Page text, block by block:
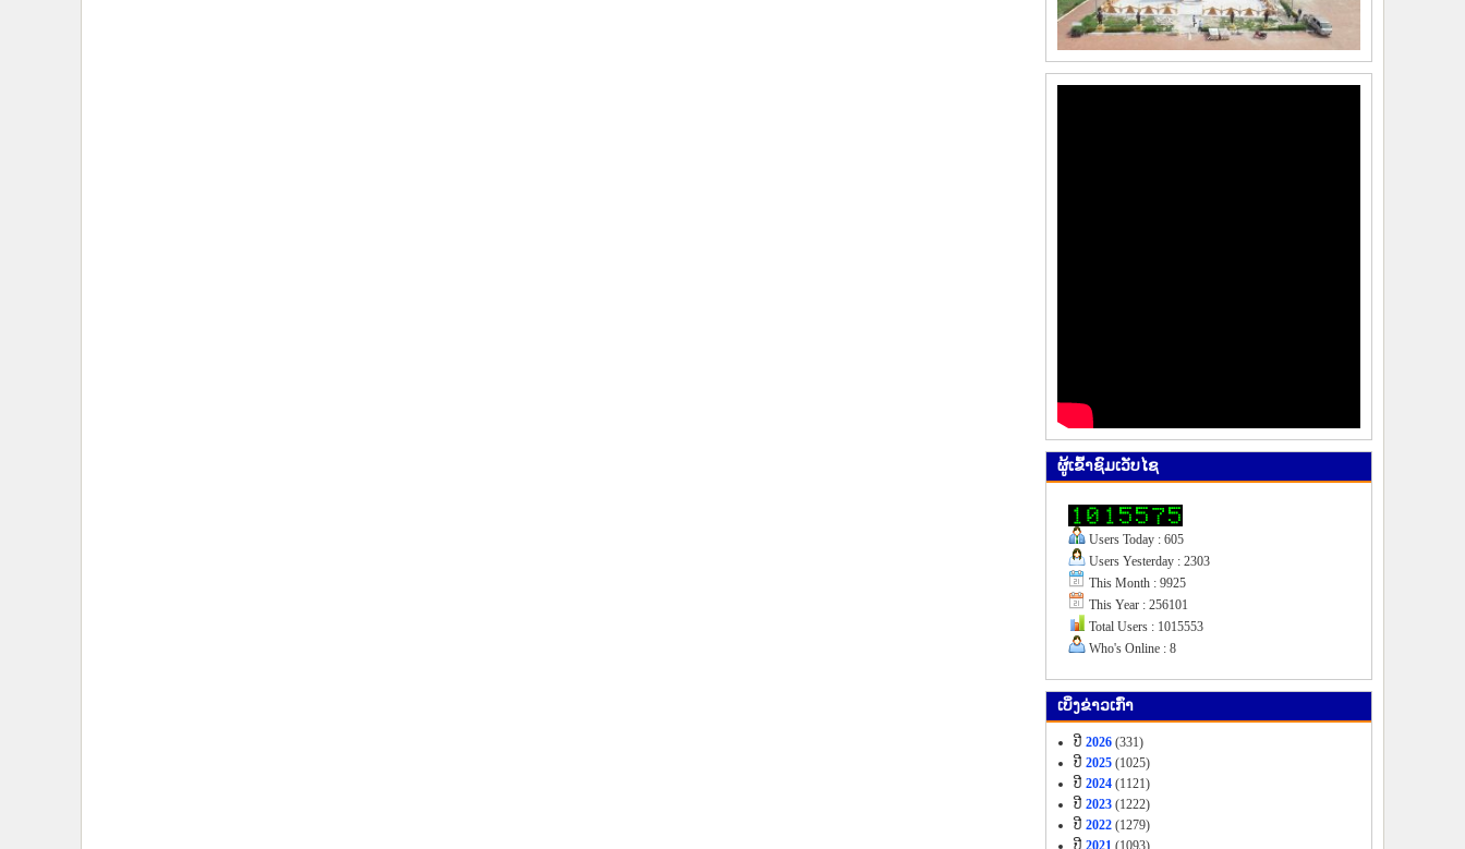
ຜູ້​ເຂົ້າ​ຊົມ​ເວັບ​ໄຊ
Users Today : 605
Users Yesterday : 2303
This Month : 9925
This Year : 256101
Total Users : 1015553
Who's Online : 8
ເບິ່ງ​ຂ່າວ​ເກົ່າ
ປີ 2026 (331)
ປີ 2025 (1025)
ປີ 2024 (1121)
ປີ 2023 (1222)
ປີ 2022 (1279)
ປີ 2021 (1093)